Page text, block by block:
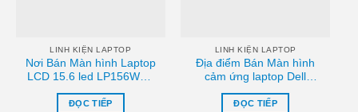
thể
được
chọn
trên
thể
được
chọn
trên
LINH KIỆN LAPTOP
Nơi Bán Màn hình Laptop
LCD 15.6 led LP156WH4
LP156WH4,TLN2/TLA1/TLB1
ĐỌC TIẾP
LINH KIỆN LAPTOP
Địa điểm Bán Màn hình
cảm ứng laptop Dell
– LP156UD2-SPA2 Sài
ĐỌC TIẾP